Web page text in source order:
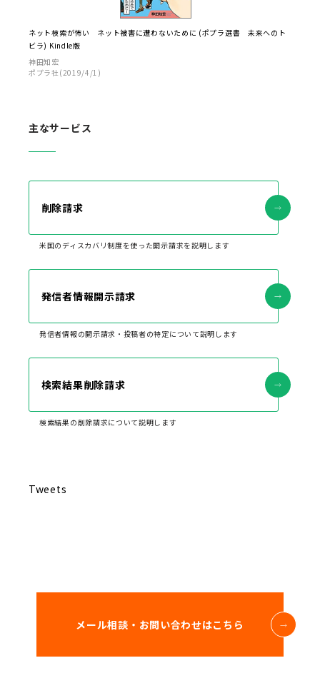
ネット検索が怖い ネット被害に遭わないために (ポプラ選書 未来へのト
ビラ) Kindle版
神田知宏
ポプラ社(2019/4/1)
主なサービス
削除請求
米国のディスカバリ制度を使った開示請求を説明します
発信者情報開示請求
発信者情報の開示請求・投稿者の特定について説明します
検索結果削除請求
検索結果の削除請求について説明します
Tweets
メール相談・お問い合わせはこちら